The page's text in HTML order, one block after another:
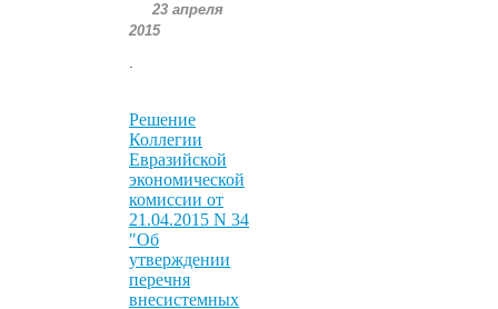
23 апреля
2015
.
Решение
Коллегии
Евразийской
экономической
комиссии от
21.04.2015 N 34
"Об
утверждении
перечня
внесистемных